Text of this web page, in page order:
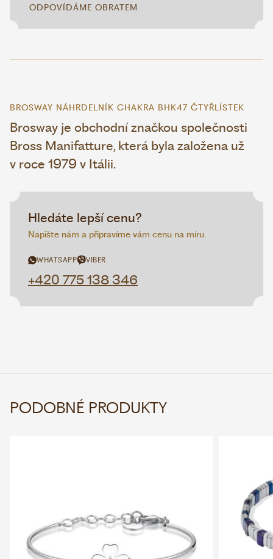
ODPOVÍDÁME OBRATEM
BROSWAY NÁHRDELNÍK CHAKRA BHK47 ČTYŘLÍSTEK
Brosway je obchodní značkou společnosti
Bross Manifatture, která byla založena už
v roce 1979 v Itálii.
Hledáte lepší cenu?
Napište nám a připravíme vám cenu na míru.
WHATSAPP VIBER
+420 775 138 346
PODOBNÉ PRODUKTY